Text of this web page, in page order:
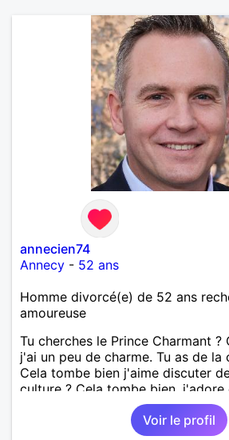
annecien74
Annecy - 52 ans
Homme divorcé(e) de 52 ans
amoureuse
Tu cherches le Prince Charmant ?
j'ai un peu de charme. Tu as de la
Cela tombe bien j'aime discuter
culture ? Cela tombe bien, j'adore
dans ta tête et tes baskets ? Je
charmante, belle ? Là tu as tout de
Voir le profil